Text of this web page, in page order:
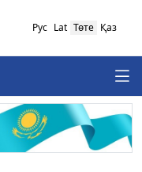
Қаз
Төте
Lat
Рус